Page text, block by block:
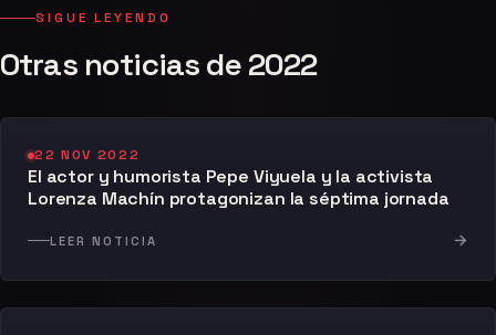
SIGUE LEYENDO
Otras noticias de 2022
22 NOV 2022
El actor y humorista Pepe Viyuela y la activista
Lorenza Machín protagonizan la séptima jornada
LEER NOTICIA →